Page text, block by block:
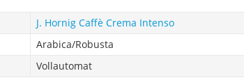
J. Hornig Caffè Crema Intenso
Arabica/Robusta
Vollautomat